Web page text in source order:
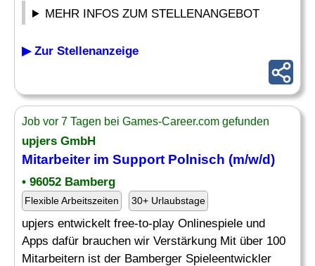
MEHR INFOS ZUM STELLENANGEBOT
▶ Zur Stellenanzeige
Job vor 7 Tagen bei Games-Career.com gefunden
upjers GmbH
Mitarbeiter im Support Polnisch (m/w/d)
• 96052 Bamberg
Flexible Arbeitszeiten 30+ Urlaubstage
upjers entwickelt free-to-play Onlinespiele und
Apps dafür brauchen wir Verstärkung Mit über 100
Mitarbeitern ist der Bamberger Spieleentwickler